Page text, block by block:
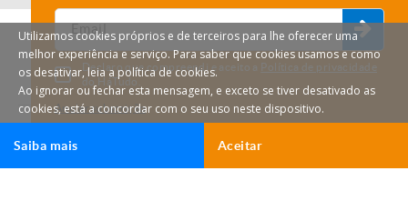
Declaro que compreendi e aceito a Política de privacidade
do HáTudo.
Anular subscrição
Utilizamos cookies próprios e de terceiros para lhe oferecer uma
melhor experiência e serviço. Para saber que cookies usamos e como
os desativar, leia a política de cookies.
Ao ignorar ou fechar esta mensagem, e exceto se tiver desativado as
cookies, está a concordar com o seu uso neste dispositivo.
Aceitar
Saiba mais